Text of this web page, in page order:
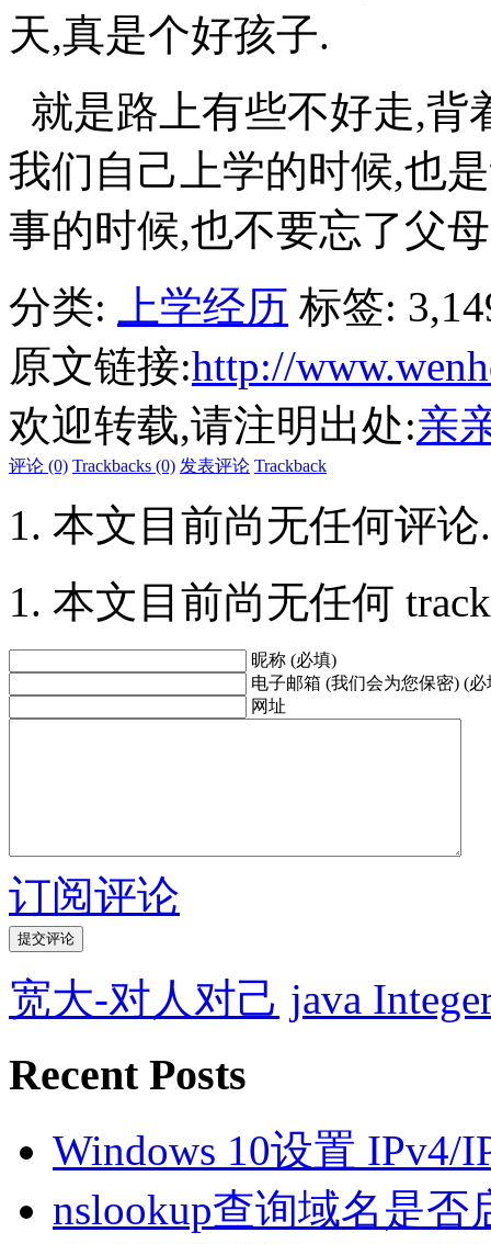
天,真是个好孩子.
就是路上有些不好走,背
我们自己上学的时候,也
事的时候,也不要忘了父
分类:
上学经历 标签:
原文链接:http://
欢迎转载,请注明出处:亲
评论 (0) Trackbacks (0) 发表评论 Trackback
本文目前尚无任何评论.
本文目前尚无任何
昵称 (必填)
电子邮箱 (我们会为您保密) (必
网址
订阅评论
宽大-对人对己 java
Recent Posts
Windows 10设置 IPv4/
nslookup查询域名是否